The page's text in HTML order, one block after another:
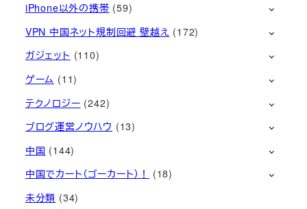
iPhone以外の携帯 (59)
VPN 中国ネット規制回避 壁越え (172)
ガジェット (110)
ゲーム (11)
テクノロジー (242)
ブログ運営ノウハウ (13)
中国 (144)
中国でカート（ゴーカート）！
(18)
未分類 (34)